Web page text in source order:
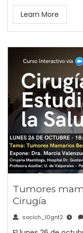
Learn More
Tumores
Cirugía
socich_l0gnt2